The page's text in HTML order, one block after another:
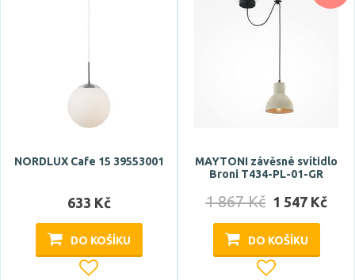
NORDLUX Cafe 15 39553001
633 Kč
DO KOŠÍKU
MAYTONI závěsné svítidlo
Broni T434-PL-01-GR
1 867 Kč 1 547 Kč
DO KOŠÍKU